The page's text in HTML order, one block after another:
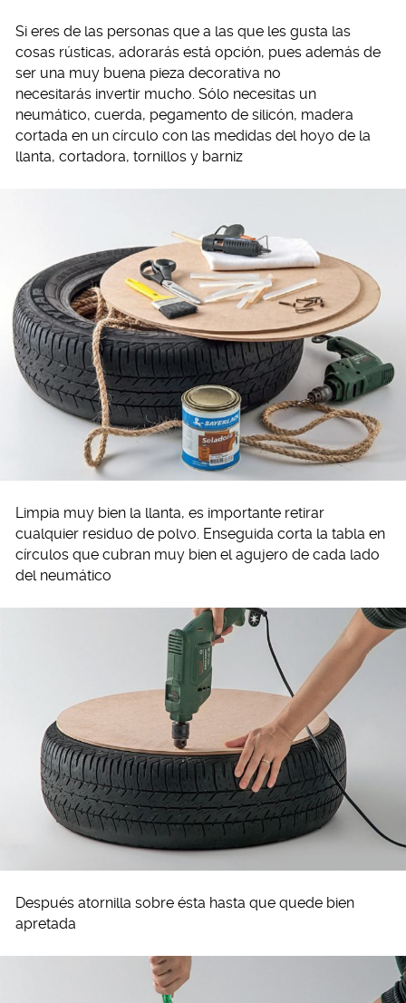
Si eres de las personas que a las que les gusta las
cosas rústicas, adorarás está opción, pues además de
ser una muy buena pieza decorativa no
necesitarás invertir mucho. Sólo necesitas un
neumático, cuerda, pegamento de silicón, madera
cortada en un círculo con las medidas del hoyo de la
llanta, cortadora, tornillos y barniz
Limpia muy bien la llanta, es importante retirar
cualquier residuo de polvo. Enseguida corta la tabla en
círculos que cubran muy bien el agujero de cada lado
del neumático
Después atornilla sobre ésta hasta que quede bien
apretada